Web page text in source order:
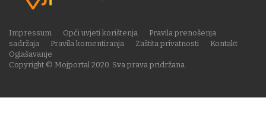
Copyright © Mojportal 2020. Sva prava pridržana.
Impressum Opći uvjeti korištenja
Pravila prenošenja
sadržaja
Pravila komentiranja Zaštita privatnosti
Kontakt
Oglašavanje